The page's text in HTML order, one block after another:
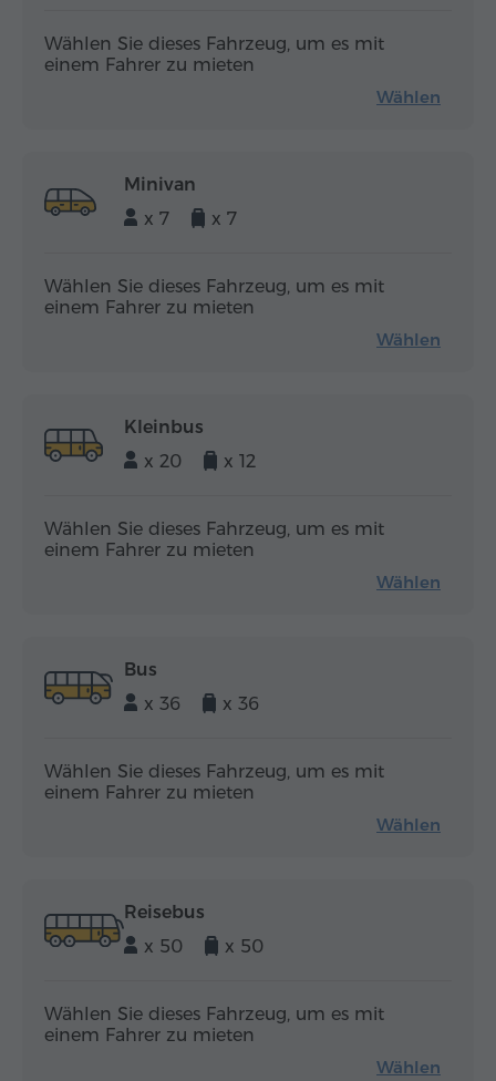
Wählen Sie dieses Fahrzeug, um es mit
einem Fahrer zu mieten
Wählen
Minivan
x 7
x 7
Wählen Sie dieses Fahrzeug, um es mit
einem Fahrer zu mieten
Wählen
Kleinbus
x 20
x 12
Wählen Sie dieses Fahrzeug, um es mit
einem Fahrer zu mieten
Wählen
Bus
x 36
x 36
Wählen Sie dieses Fahrzeug, um es mit
einem Fahrer zu mieten
Wählen
Reisebus
x 50
x 50
Wählen Sie dieses Fahrzeug, um es mit
einem Fahrer zu mieten
Wählen